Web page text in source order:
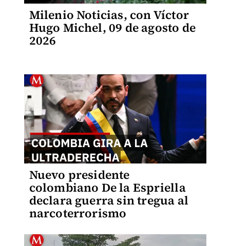
Milenio Noticias, con Víctor
Hugo Michel, 09 de agosto de
2026
Nuevo presidente
colombiano De la Espriella
declara guerra sin tregua al
narcoterrorismo